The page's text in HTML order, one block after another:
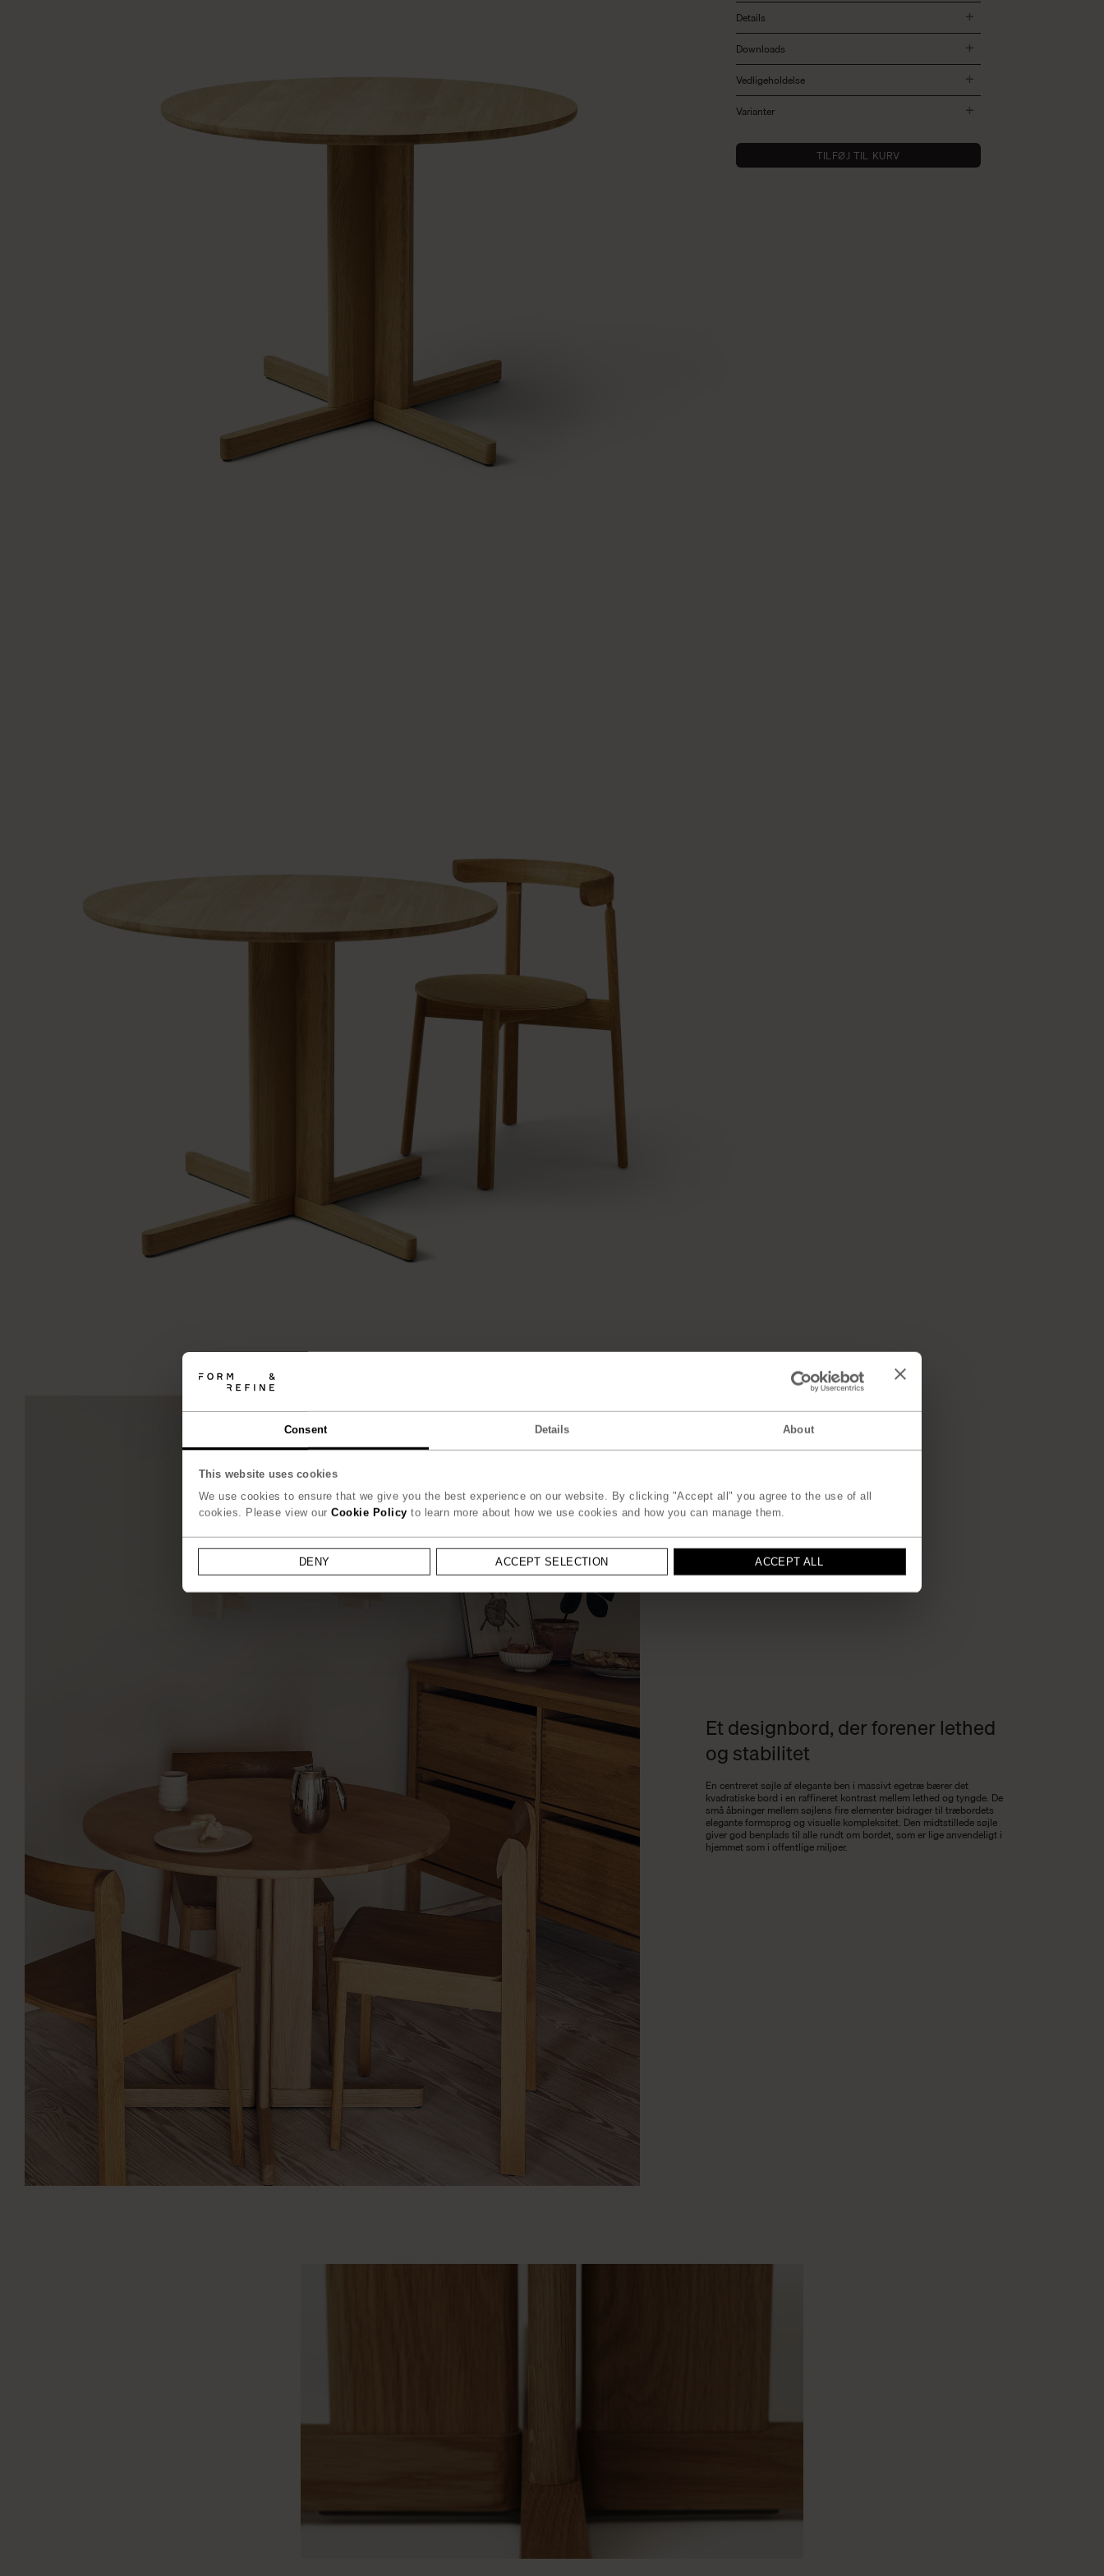
Consent Details About
This website uses cookies
We use cookies to ensure that we give you the best experience on our website. By clicking "Accept all" you agree to the use of all
cookies. Please view our Cookie Policy to learn more about how we use cookies and how you can manage them.
DENY ACCEPT SELECTION ACCEPT ALL
Details
Downloads
Vedligeholdelse
Varianter
TILFØJ TIL KURV
Etdesignbord, der forener lethed
og stabilitet
En centreret søjle af elegante ben i massivt egetræ bærer det
kvadratiske bord i en raffineret kontrast mellem lethed og tyngde. De
små åbninger mellem søjlens fire elementer bidrager til træbordets
elegante formsprog og visuelle kompleksitet. Den midtstillede søjle
giver god benplads til alle rundt om bordet, som er lige anvendeligt i
hjemmet som i offentlige miljøer.